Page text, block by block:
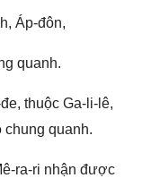
Áp-đôn,
quanh.
thuộc Ga-li-lê,
chung quanh.
ra-ri nhận được